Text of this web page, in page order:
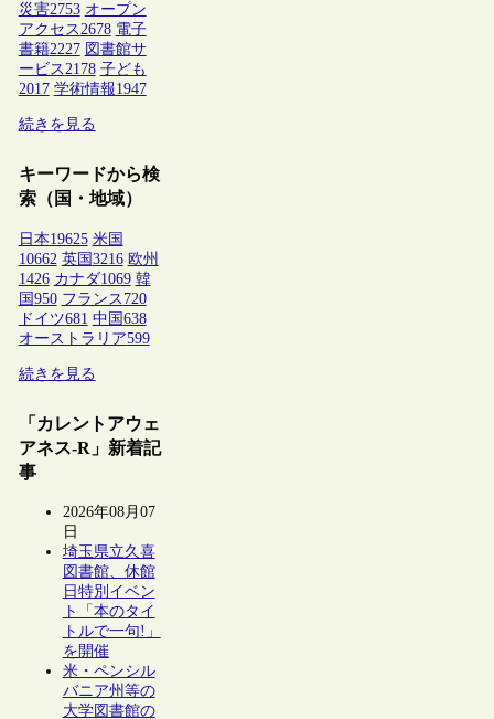
災害2753 オープン
アクセス2678 電子
書籍2227 図書館サ
ービス2178 子ども
2017 学術情報1947
続きを見る
キーワードから検
索（国・地域）
日本19625 米国
10662 英国 3216 欧州
1426 カナダ1069 韓
国 950 フランス 720
ドイツ681 中国 638
オーストラリア599
続きを見る
「カレントアウェ
アネス-R」新着記
事
2026年08月07
日
埼玉県立久喜
図書館、休館
日特別イベン
ト「本のタイ
トルで一句!」
を開催
米・ペンシル
バニア州等の
大学図書館の